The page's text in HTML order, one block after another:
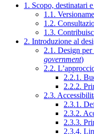
1. Scopo, destinatari
1.1.
1.2.
1.3.
2. Introduzione al
2.1. Design
government)
2.2.
2.2.1.
2.2.2.
2.3.
2.3.1.
2.3.2.
2.3.3.
2.3.4.